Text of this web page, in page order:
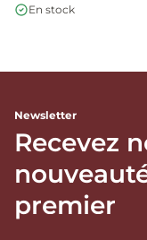
En stock
Newsletter
Recevez
premier